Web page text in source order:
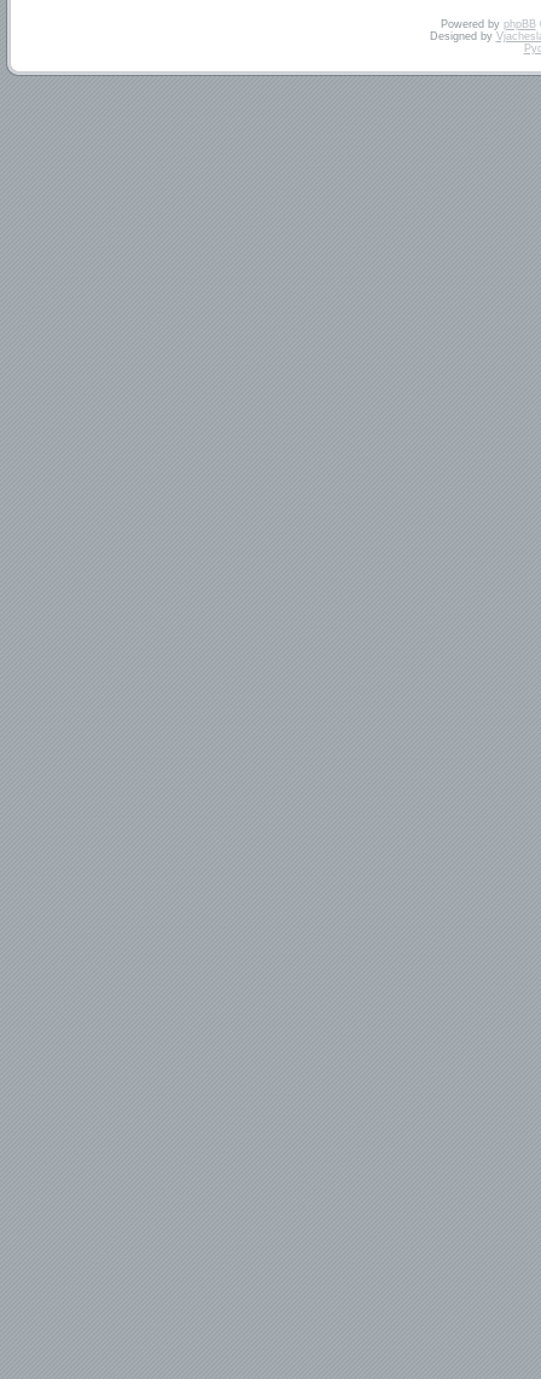
Powered by phpBB
Designed by